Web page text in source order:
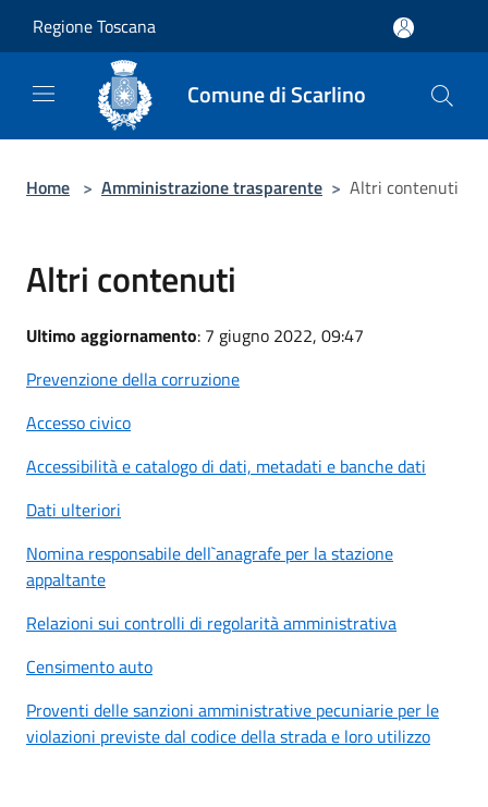
Regione Toscana
Comune di Scarlino
Home > Amministrazione trasparente > Altri contenuti
Altri contenuti
Ultimo aggiornamento: 7 giugno 2022, 09:47
Prevenzione della corruzione
Accesso civico
Accessibilità e catalogo di dati, metadati e banche dati
Dati ulteriori
Nomina responsabile dell`anagrafe per la stazione
appaltante
Relazioni sui controlli di regolarità amministrativa
Censimento auto
Proventi delle sanzioni amministrative pecuniarie per le
violazioni previste dal codice della strada e loro utilizzo